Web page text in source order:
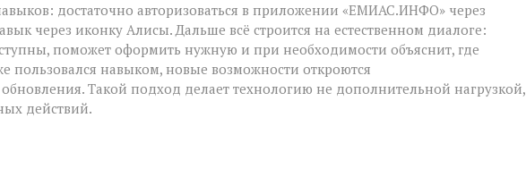
достаточно авторизоваться в приложении «ЕМИАС.ИНФО» через
через иконку Алисы. Дальше всё строится на естественном диалоге:
поможет оформить нужную и при необходимости объяснит, где
пользовался навыком, новые возможности откроются
Такой подход делает технологию не дополнительной нагрузкой,
действий.